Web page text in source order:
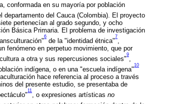
conformada en su mayoría por población
departamento del Cauca (Colombia). El proyecto
pertenecían al grado segundo, y ocho
Básica Primaria. El problema de investigación
6
de la "identidad étnica"
7
fenómeno en perpetuo movimiento, que por
a otra y sus repercusiones sociales"
9
indígena, o en una "escuela indígena"
10
hace referencia al proceso a través
del presente estudio, se presentaba de
11
, o expresiones artísticas no